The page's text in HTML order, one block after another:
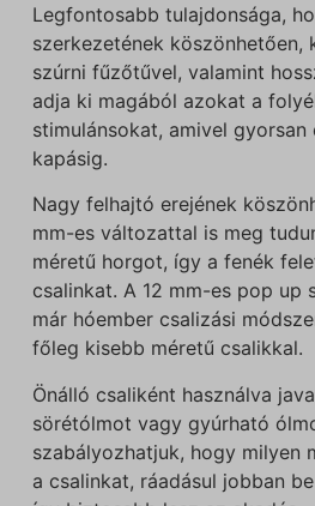
Legfontosabb tulajdonsága,
szerkezetének köszönhetően,
szúrni fűzőtűvel, valamint
adja ki magából azokat a
stimulánsokat, amivel gyorsan
kapásig.
Nagy felhajtó erejének
mm-es változattal is meg
méretű horgot, így a fenék
csalinkat. A 12 mm-es pop up
már hóember csalizási
főleg kisebb méretű csalikkal.
Önálló csaliként használva
sörétólmot vagy gyúrható
szabályozhatjuk, hogy milyen
a csalinkat, ráadásul jobban